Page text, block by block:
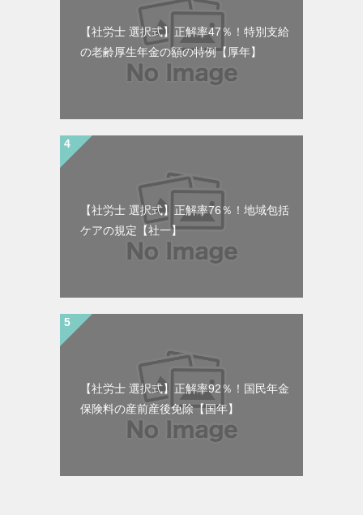
【社労士 選択式】正解率47％！特別支給
の老齢厚生年金の額の特例【厚年】
【社労士 選択式】正解率76％！地域包括
ケアの規定【社一】
【社労士 選択式】正解率92％！国民年金
保険料の産前産後免除【国年】